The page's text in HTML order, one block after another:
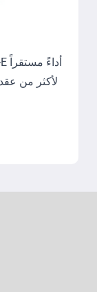
لأكثر من